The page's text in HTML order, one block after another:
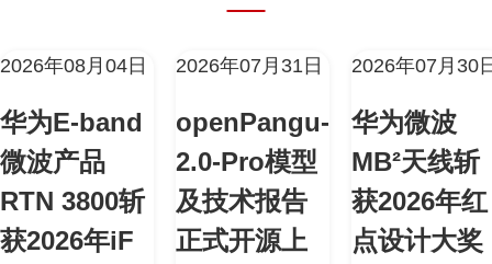
2026年08月04日
华为E-band
微波产品
RTN 3800斩
获2026年iF
2026年07月31日
openPangu-
2.0-Pro模型
及技术报告
正式开源上
2026年07月30
华为微波
MB²天线斩
获2026年红
点设计大奖